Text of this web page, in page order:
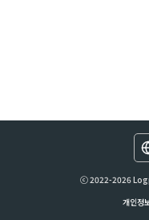
ⓒ 2022-2026
개인정